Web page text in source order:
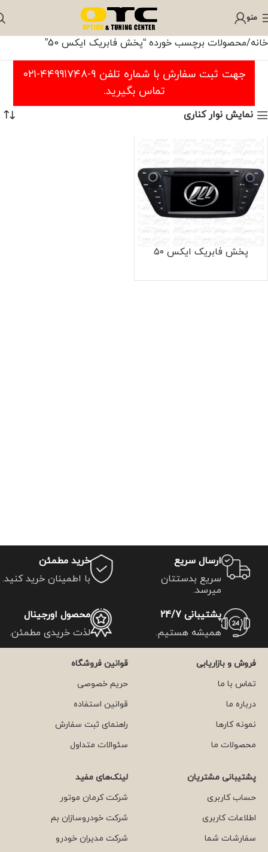
منو
خانه محصولات برچسب خورده “پخش فابریک ایکس 50”
جهت ثبت سفارش با شماره تلفن ۹-۴۴۹۹۱۷۴۸-۰۲۱
تماس بگیرید.
نمایش نوار کناری
پخش فابریک ایکس ۵۰
ارسال سریع
سریع بدستتان
میرسد.
خرید مطمئن
با اطمینان خرید کنید.
پشتیبانی 24/7
همیشه هستیم.
محصول اورجینال
لذت خریدی مطمئن.
فروش و بازاریابی
تماس با ما
درباره ما
نمونه کارها
محصولات ما
قوانین فروشگاه
حریم خصوصی
قوانین استفاده
راهنمای ثبت سفارش
سئوالات متداول
پشتیبانی مشتریان
حساب کاربری
اطلاعات کاربری
سفارشات شما
لینک‌های مفید
شرکت کرمان موتور
شرکت خودروسازان بم
شرکت مدیران خودرو